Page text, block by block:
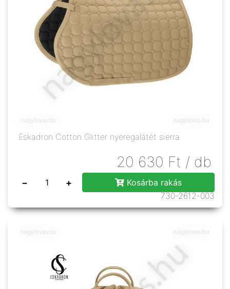
Eskadron Cotton Glitter nyeregalátét sierra
20 630 Ft / db
− +
Kosárba rakás
730-2612-003